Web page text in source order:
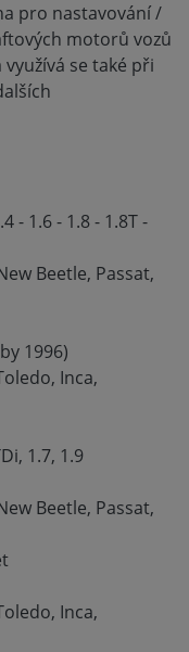
pro nastavování /
motorů vozů
využívá se také při
- 1.6 - 1.8 - 1.8T -
Beetle, Passat,
1996)
Inca,
1.7, 1.9
Beetle, Passat,
Inca,